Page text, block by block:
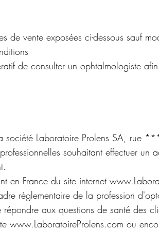
de vente exposées ci-dessous sauf
de consulter un ophtalmologiste
société Laboratoire Prolens SA, rue
souhaitant effectuer un
en France du site internet
réglementaire de la profession
aux questions de santé des
www.LaboratoireProlens.com ou